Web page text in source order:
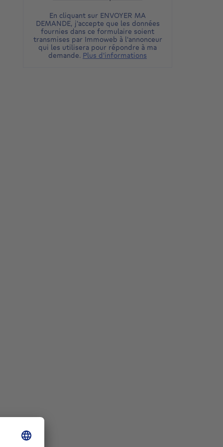
En cliquant sur ENVOYER MA
DEMANDE, j'accepte que les données
fournies dans ce formulaire soient
transmises par Immoweb à l'annonceur
qui les utilisera pour répondre à ma
demande. Plus d'informations